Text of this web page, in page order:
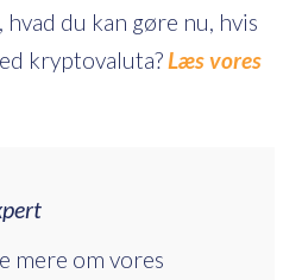
du kan gøre nu, hvis
kryptovaluta?Læs vores
mere om vores